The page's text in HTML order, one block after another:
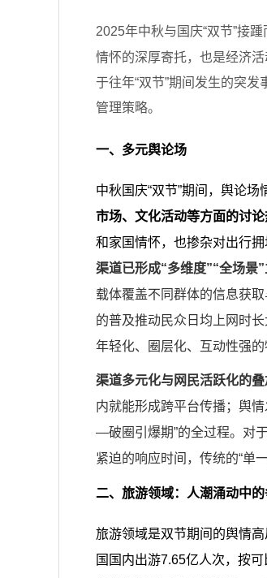
2025年中秋与国庆“双节”接
情怀的深厚寄托，也是经济
于往年“双节”期间发生的突
管理策略。
一、多元舆论场
中秋国庆“双节”期间，舆论
市场、文化活动等方面的讨
和家国情怀，也掺杂对出行
渠道已形成“多维度”“全场景”
载体覆盖不同群体的信息获
的普及推动民众日均上网时
年轻化、圈层化、互动性强的
渠道多元化与网民活跃化的
内就能形成跨平台传播；舆
—破圈引爆期”的全过程。对
紧迫的响应时间，传统的“单
二、旅游领域：人潮涌动中的
旅游领域是双节期间的舆情
国国内出游7.65亿人次，按